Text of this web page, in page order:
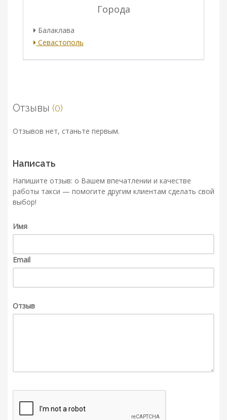
Города
Балаклава
Севастополь
Отзывы (0)
Отзывов нет, станьте первым.
Написать
Напишите отзыв: о Вашем впечатлении и качестве
работы такси — помогите другим клиентам сделать свой
выбор!
Имя
Email
Отзыв